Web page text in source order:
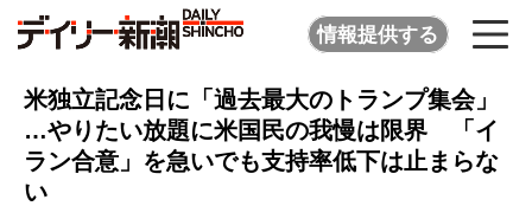
情報提供する
米独立記念日に「過去最大のトランプ集会」
…やりたい放題に米国民の我慢は限界 「イ
ラン合意」を急いでも支持率低下は止まらな
い